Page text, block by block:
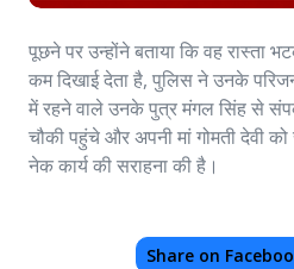
पूछने पर उन्होंने बताया कि वह रास्ता
कम दिखाई देता है, पुलिस ने उनके
में रहने वाले उनके पुत्र मंगल सिंह से
चौकी पहुंचे और अपनी मां गोमती देवी
नेक कार्य की सराहना की है।
Share on